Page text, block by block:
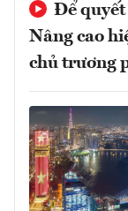
Để quyết
Nâng cao
chủ trương